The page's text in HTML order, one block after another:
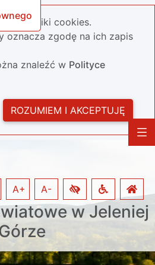
pliki cookies.
oznacza zgodę na ich zapis
znaleźć w Polityce
ROZUMIEM I AKCEPTUJĘ
w Jeleniej
A+ A-